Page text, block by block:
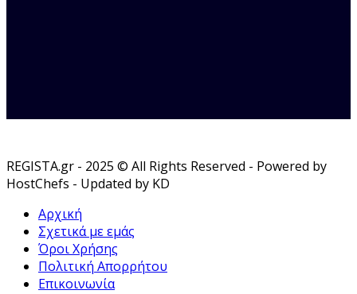
REGISTA.gr - 2025 © All Rights Reserved - Powered by
HostChefs - Updated by KD
Αρχική
Σχετικά με εμάς
Όροι Χρήσης
Πολιτική Απορρήτου
Επικοινωνία